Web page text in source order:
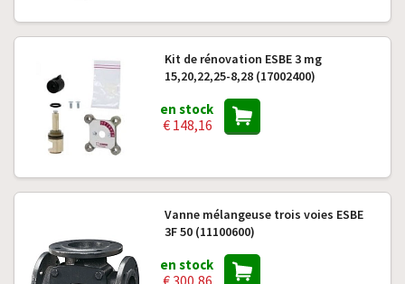
Kit de rénovation ESBE 3 mg
15,20,22,25-8,28 (17002400)
en stock
€ 148,16
Vanne mélangeuse trois voies ESBE
3F 50 (11100600)
en stock
€ 300,86